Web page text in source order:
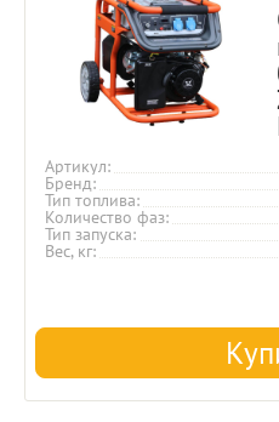
Артикул
Бренд
Тип топлива
Количество фаз
Тип запуска
Вес, кг